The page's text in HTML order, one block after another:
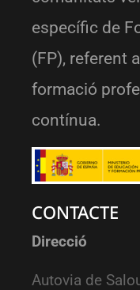
específic de
(FP), referent
formació
contínua.
CONTACTE
Direcció
Autovia de